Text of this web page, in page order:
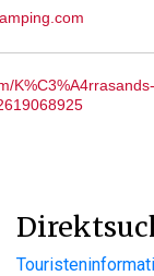
K%C3%A4rrasands-